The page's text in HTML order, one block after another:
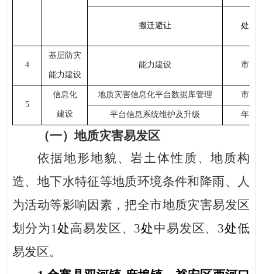
搬迁避让 处
4
基层防灾
能力建设
能力建设 市
5
信息化
建设
地质灾害信息化平台数据库管理 市
平台信息系统维护及升级 年
（一）地质灾害易发区
依据地形地貌、岩土体性质、地质构
造、地下水特征等地质环境条件和降雨、人
为活动等影响因素，把全市地质灾害易发区
划分为 1处高易发区、 3处中易发区、 3处低
易发区。